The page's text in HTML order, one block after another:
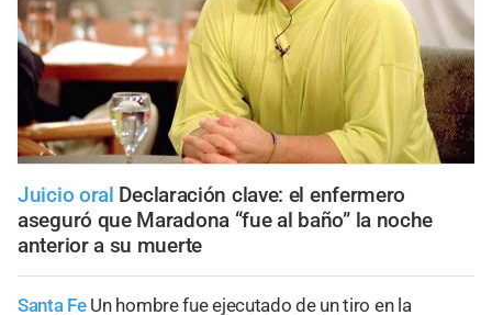
Juicio oral Declaración clave: el enfermero
aseguró que Maradona “fue al baño” la noche
anterior a su muerte
Santa Fe Un hombre fue ejecutado de un tiro en la